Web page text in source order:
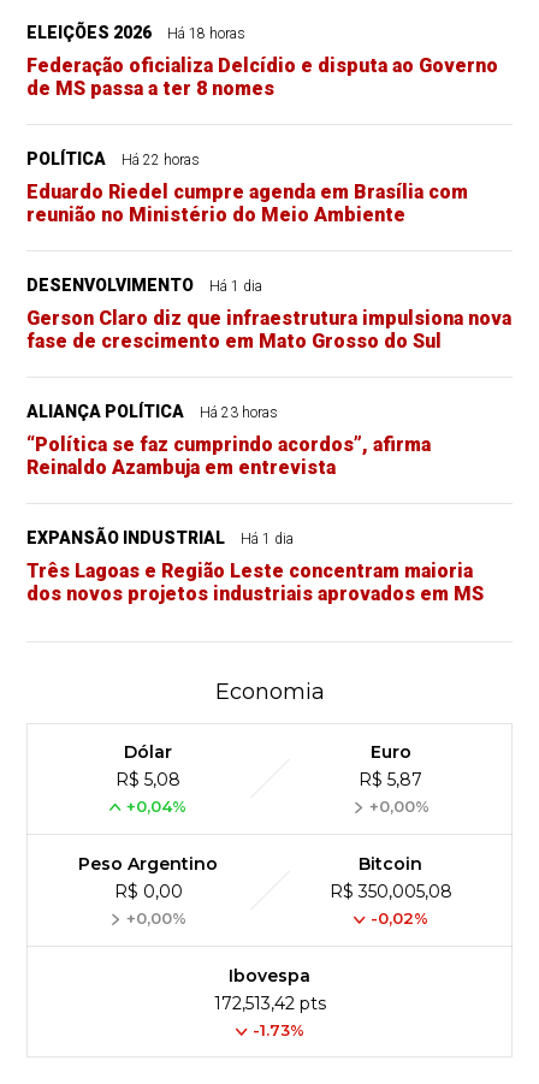
ELEIÇÕES 2026 Há 18 horas
Federação oficializa Delcídio e disputa ao Governo
de MS passa a ter 8 nomes
POLÍTICA Há 22 horas
Eduardo Riedel cumpre agenda em Brasília com
reunião no Ministério do Meio Ambiente
DESENVOLVIMENTO Há 1 dia
Gerson Claro diz que infraestrutura impulsiona nova
fase de crescimento em Mato Grosso do Sul
ALIANÇA POLÍTICA Há 23 horas
“Política se faz cumprindo acordos”, afirma
Reinaldo Azambuja em entrevista
EXPANSÃO INDUSTRIAL Há 1 dia
Três Lagoas e Região Leste concentram maioria
dos novos projetos industriais aprovados em MS
Economia
Dólar
R$ 5,08
+0,04%
Euro
R$ 5,87
+0,00%
Peso Argentino
R$ 0,00
+0,00%
Bitcoin
R$ 350,005,08
-0,02%
Ibovespa
172,513,42 pts
-1.73%